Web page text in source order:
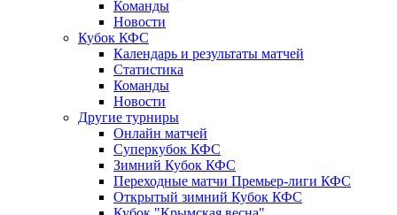
Команды
Новости
Кубок КФС
Календарь и результаты матчей
Статистика
Команды
Новости
Другие турниры
Онлайн матчей
Суперкубок КФС
Зимний Кубок КФС
Переходные матчи Премьер-лиги КФС
Открытый зимний Кубок КФС